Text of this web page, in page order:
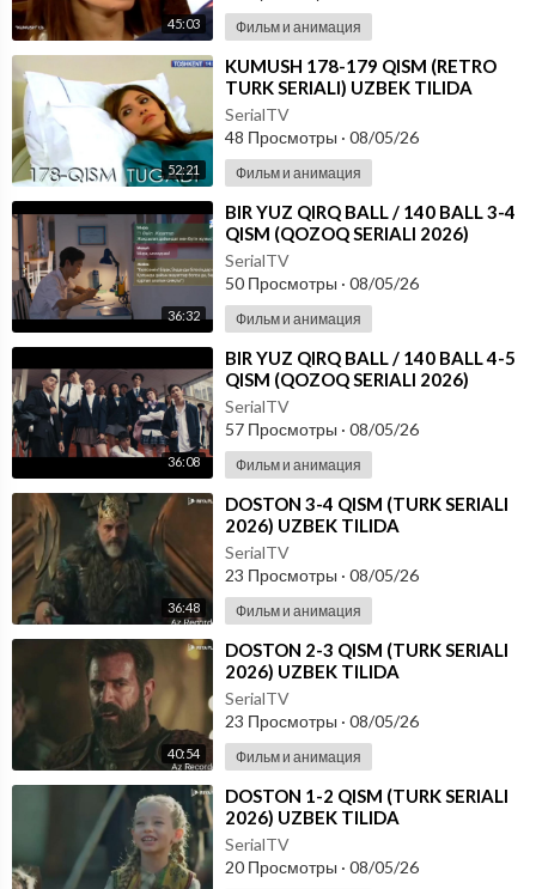
45:03 Фильм и анимация
52:21
⁣KUMUSH 178-179 QISM (RETRO
TURK SERIALI) UZBEK TILIDA
SerialTV
48 Просмотры · 08/05/26
Фильм и анимация
36:32
⁣⁣BIR YUZ QIRQ BALL / 140 BALL 3-4
QISM (QOZOQ SERIALI 2026)
UZBEK TILIDA
SerialTV
50 Просмотры · 08/05/26
Фильм и анимация
36:08
⁣⁣BIR YUZ QIRQ BALL / 140 BALL 4-5
QISM (QOZOQ SERIALI 2026)
UZBEK TILIDA
SerialTV
57 Просмотры · 08/05/26
Фильм и анимация
36:48
⁣DOSTON 3-4 QISM (TURK SERIALI
2026) UZBEK TILIDA
SerialTV
23 Просмотры · 08/05/26
Фильм и анимация
40:54
⁣DOSTON 2-3 QISM (TURK SERIALI
2026) UZBEK TILIDA
SerialTV
23 Просмотры · 08/05/26
Фильм и анимация
⁣DOSTON 1-2 QISM (TURK SERIALI
2026) UZBEK TILIDA
SerialTV
20 Просмотры · 08/05/26